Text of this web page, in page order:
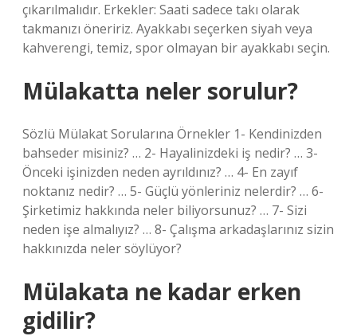
çıkarılmalıdır. Erkekler: Saati sadece takı olarak
takmanızı öneririz. Ayakkabı seçerken siyah veya
kahverengi, temiz, spor olmayan bir ayakkabı seçin.
Mülakatta neler sorulur?
Sözlü Mülakat Sorularına Örnekler 1- Kendinizden
bahseder misiniz? … 2- Hayalinizdeki iş nedir? … 3-
Önceki işinizden neden ayrıldınız? … 4- En zayıf
noktanız nedir? … 5- Güçlü yönleriniz nelerdir? … 6-
Şirketimiz hakkında neler biliyorsunuz? … 7- Sizi
neden işe almalıyız? … 8- Çalışma arkadaşlarınız sizin
hakkınızda neler söylüyor?
Mülakata ne kadar erken
gidilir?